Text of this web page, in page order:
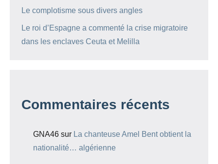
Le complotisme sous divers angles
Le roi d’Espagne a commenté la crise migratoire
dans les enclaves Ceuta et Melilla
Commentaires récents
GNA46 sur La chanteuse Amel Bent obtient la
nationalité… algérienne